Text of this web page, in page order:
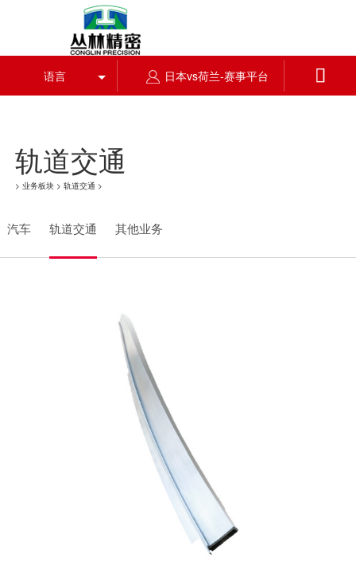
日本vs荷兰

语言 日本vs荷兰-赛事平台
轨道交通
> 业务板块> 轨道交通 >
汽车 轨道交通 其他业务